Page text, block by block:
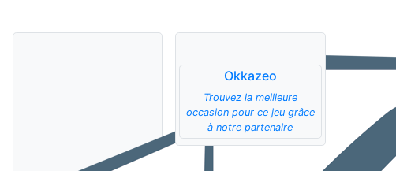
Okkazeo
Trouvez la meilleure
occasion pour ce jeu grâce
à notre partenaire